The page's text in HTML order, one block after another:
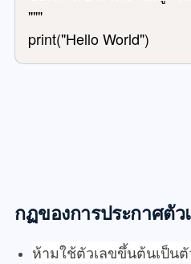
"""
print("Hello World")
กฏของการประกาศตัว
ห้ามใช้ตัวเลขขึ้นต้นเป็น